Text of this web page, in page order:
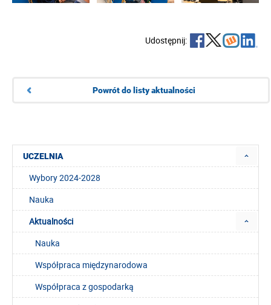
Udostępnij:
Powrót do listy aktualności
UCZELNIA
Wybory 2024-2028
Nauka
Aktualności
Nauka
Współpraca międzynarodowa
Współpraca z gospodarką